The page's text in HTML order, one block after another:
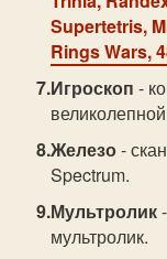
Supertetris,
Rings Wars,
Игроскоп -
Железо-
Spectrum.
Мультролик
мультролик.